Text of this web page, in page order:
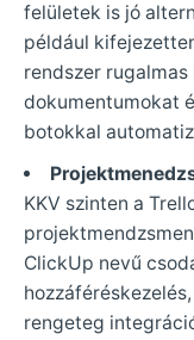
felületek is jó
például
rendszer
dokumentumokat
botokkal
KKV szinten a
ClickUp nevű
rengeteg